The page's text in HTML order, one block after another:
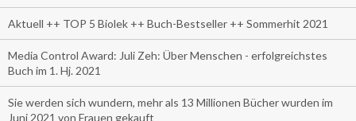
Aktuell ++ TOP 5 Biolek ++ Buch-Bestseller ++ Sommerhit 2021
Media Control Award: Juli Zeh: Über Menschen - erfolgreichstes
Buch im 1. Hj. 2021
Sie werden sich wundern, mehr als 13 Millionen Bücher wurden im
Juni 2021 von Frauen gekauft